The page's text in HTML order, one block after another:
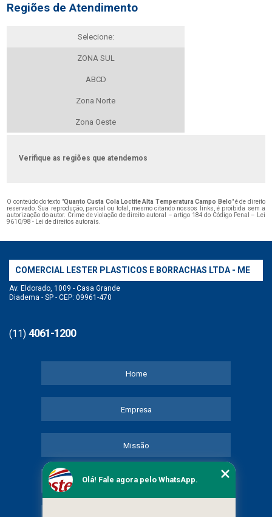
Regiões de Atendimento
Selecione:
ZONA SUL
ABCD
Zona Norte
Zona Oeste
Verifique as regiões que atendemos
O conteúdo do texto "Quanto Custa Cola Loctite Alta Temperatura Campo Belo" é de direito
reservado. Sua reprodução, parcial ou total, mesmo citando nossos links, é proibida sem a
autorização do autor. Crime de violação de direito autoral – artigo 184 do Código Penal –
Lei
9610/98 - Lei de direitos autorais
COMERCIAL LESTER PLASTICOS E BORRACHAS LTDA - ME
Av. Eldorado, 1009 - Casa Grande
Diadema - SP - CEP: 09961-470
(11) 4061-1200
Home
Empresa
Missão
Serviços
Olá! Fale agora pelo WhatsApp.